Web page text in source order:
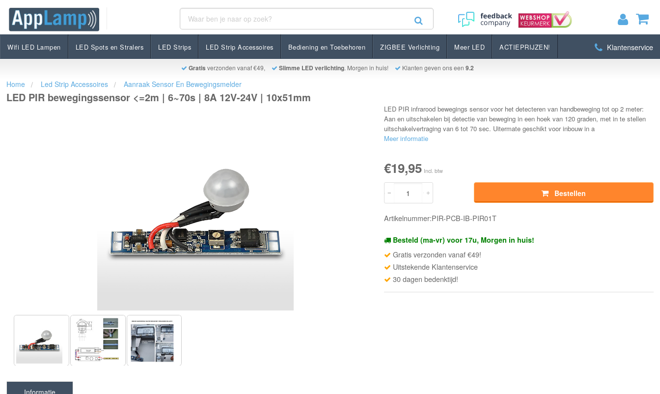
MIJN WINKELWAGEN
Wifi LED Lampen LED Spots en Stralers LED Strips LED Strip Accessoires Bediening en Toebehoren ZIGBEE Verlichting Meer LED ACTIEPRIJZEN! Klantenservice
Gratis verzonden vanaf €49, Slimme LED verlichting. Morgen in huis! Klanten geven ons een 9.2
LED PIR bewegingssensor <=2m | 6~70s | 8A 12V-24V | 10x51mm
€19,95 Bestellen
Home Led Strip Accessoires Aanraak Sensor En Bewegingsmelder
LED PIR bewegingssensor <=2m | 6~70s | 8A 12V-24V | 10x51mm
LED PIR infrarood bewegings sensor voor het detecteren van handbeweging tot op 2 meter:
Aan en uitschakelen bij detectie van beweging in een hoek van 120 graden, met in te stellen
uitschakelvertraging van 6 tot 70 sec. Uitermate geschikt voor inbouw in a
Meer informatie
€19,95 Incl. btw
Bestellen
Artikelnummer:PIR-PCB-IB-PIR01T
Besteld (ma-vr) voor 17u, Morgen in huis!
Gratis verzonden vanaf €49!
Uitstekende Klantenservice
30 dagen bedenktijd!